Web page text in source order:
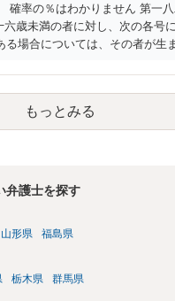
確率の％はわかりません 第一
歳未満の者に対し、次の各号
場合については、その者が生
まれたにもかかわらず、反復
若しくは約束をして面会を要
満の者と面会をした者は、二年
もっとみる
弁護士を探す
山形県 福島県
栃木県 群馬県